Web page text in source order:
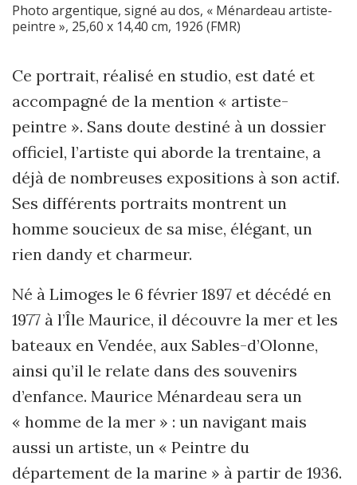
Photo argentique, signé au dos, « Ménardeau artiste-
peintre », 25,60 x 14,40 cm, 1926 (FMR)
Ce portrait, réalisé en studio, est daté et
accompagné de la mention « artiste-
peintre ». Sans doute destiné à un dossier
officiel, l’artiste qui aborde la trentaine, a
déjà de nombreuses expositions à son actif.
Ses différents portraits montrent un
homme soucieux de sa mise, élégant, un
rien dandy et charmeur.
Né à Limoges le 6 février 1897 et décédé en
1977 à l’Île Maurice, il découvre la mer et les
bateaux en Vendée, aux Sables-d’Olonne,
ainsi qu’il le relate dans des souvenirs
d’enfance. Maurice Ménardeau sera un
« homme de la mer » : un navigant mais
aussi un artiste, un « Peintre du
département de la marine » à partir de 1936.